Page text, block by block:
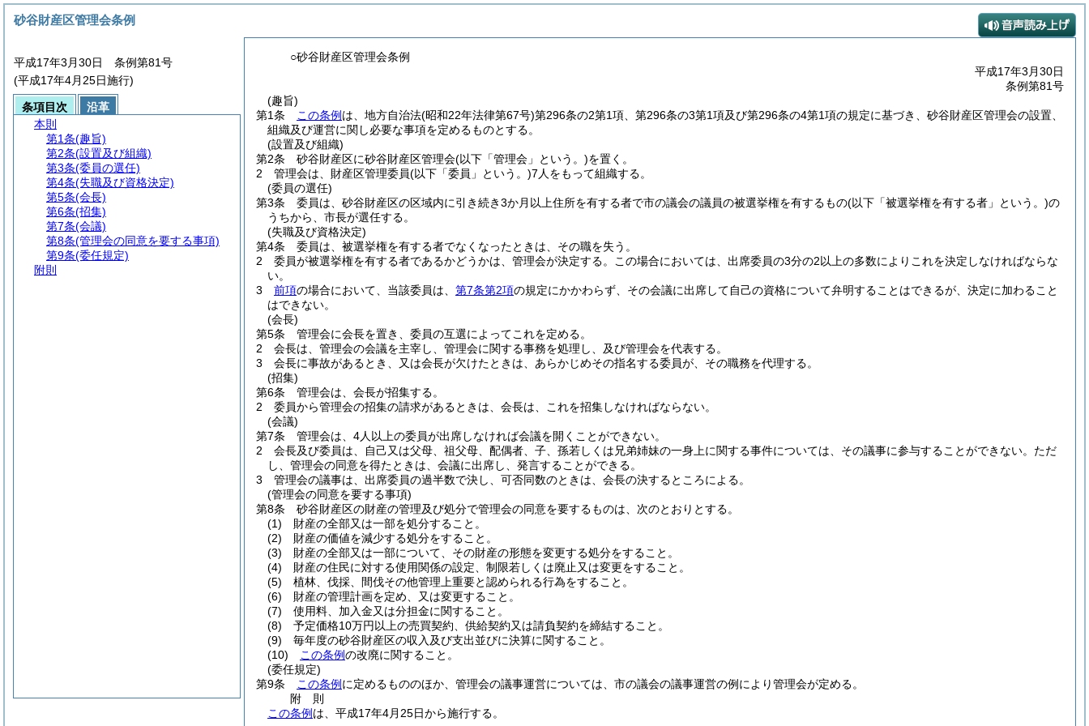
○砂谷財産区管理会条例
平成17年3月30日
条例第81号
(趣旨)
第1条
この条例 は、地方自治法(昭和22年法律第67号)第296条の2第1項、第296条の3第1項及び第296条の4第1項の規定に基づき、砂谷財産区管理会の設置、
組織及び運営に関し必要な事項を定めるものとする。
(設置及び組織)
第2条
砂谷財産区に砂谷財産区管理会(以下「管理会」という。)を置く。
2
管理会は、財産区管理委員(以下「委員」という。)7人をもって組織する。
(委員の選任)
第3条
委員は、砂谷財産区の区域内に引き続き3か月以上住所を有する者で市の議会の議員の被選挙権を有するもの(以下「被選挙権を有する者」という。)の
うちから、市長が選任する。
(失職及び資格決定)
第4条
委員は、被選挙権を有する者でなくなったときは、その職を失う。
2
委員が被選挙権を有する者であるかどうかは、管理会が決定する。
この場合においては、出席委員の3分の2以上の多数によりこれを決定しなければならな
い。
3
前項の場合において、当該委員は、 第7条第2項の規定にかかわらず、その会議に出席して自己の資格について弁明することはできるが、決定に加わること
はできない。
(会長)
第5条
管理会に会長を置き、委員の互選によってこれを定める。
2
会長は、管理会の会議を主宰し、管理会に関する事務を処理し、及び管理会を代表する。
3
会長に事故があるとき、又は会長が欠けたときは、あらかじめその指名する委員が、その職務を代理する。
(招集)
第6条
管理会は、会長が招集する。
2
委員から管理会の招集の請求があるときは、会長は、これを招集しなければならない。
(会議)
第7条
管理会は、4人以上の委員が出席しなければ会議を開くことができない。
2
会長及び委員は、自己又は父母、祖父母、配偶者、子、孫若しくは兄弟姉妹の一身上に関する事件については、その議事に参与することができない。 ただ
し、管理会の同意を得たときは、会議に出席し、発言することができる。
3
管理会の議事は、出席委員の過半数で決し、可否同数のときは、会長の決するところによる。
(管理会の同意を要する事項)
第8条
砂谷財産区の財産の管理及び処分で管理会の同意を要するものは、次のとおりとする。
(1)
財産の全部又は一部を処分すること。
(2)
財産の価値を減少する処分をすること。
(3)
財産の全部又は一部について、その財産の形態を変更する処分をすること。
(4)
財産の住民に対する使用関係の設定、制限若しくは廃止又は変更をすること。
(5)
植林、伐採、間伐その他管理上重要と認められる行為をすること。
(6)
財産の管理計画を定め、又は変更すること。
(7)
使用料、加入金又は分担金に関すること。
(8)
予定価格10万円以上の売買契約、供給契約又は請負契約を締結すること。
(9)
毎年度の砂谷財産区の収入及び支出並びに決算に関すること。
(10)
この条例の改廃に関すること。
(委任規定)
第9条
この条例 に定めるもののほか、管理会の議事運営については、市の議会の議事運営の例により管理会が定める。
附 則
この条例 は、平成17年4月25日から施行する。
砂谷財産区管理会条例
平成17年3月30日 条例第81号
(平成17年4月25日施行)
条項目次
沿革
本則
第1条(趣旨)
第2条(設置及び組織)
第3条(委員の選任)
第4条(失職及び資格決定)
第5条(会長)
第6条(招集)
第7条(会議)
第8条(管理会の同意を要する事項)
第9条(委任規定)
附則